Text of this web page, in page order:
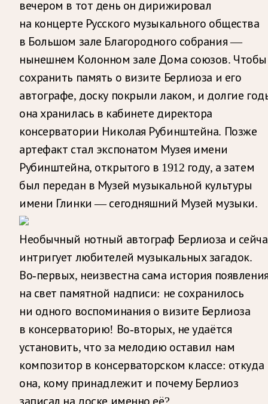
вечером в тот день он дирижировал
на концерте Русского музыкального общества
в Большом зале Благородного собрания —
нынешнем Колонном зале Дома союзов. Чтобы
сохранить память о визите Берлиоза и его
автографе, доску покрыли лаком, и долгие
она хранилась в кабинете директора
консерватории Николая Рубинштейна. Позже
артефакт стал экспонатом Музея имени
Рубинштейна, открытого в 1912 году, а затем
был передан в Музей музыкальной культуры
имени Глинки — сегодняшний Музей музыки.
Необычный нотный автограф Берлиоза и
интригует любителей музыкальных загадок.
Во‑первых, неизвестна сама история
на свет памятной надписи: не сохранилось
ни одного воспоминания о визите Берлиоза
в консерваторию! Во‑вторых, не удаётся
установить, что за мелодию оставил нам
композитор в консерваторском классе: откуда
она, кому принадлежит и почему Берлиоз
записал на доске именно её?